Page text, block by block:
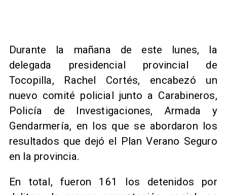
​Durante la mañana de este lunes, la
delegada presidencial provincial de
Tocopilla, Rachel Cortés, encabezó un
nuevo comité policial junto a Carabineros,
Policía de Investigaciones, Armada y
Gendarmería, en los que se abordaron los
resultados que dejó el Plan Verano Seguro
en la provincia.
​En total, fueron 161 los detenidos por